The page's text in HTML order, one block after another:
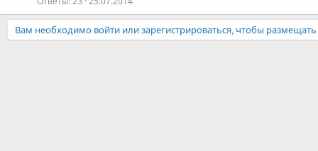
Вам необходимо войти или зарегистрироваться, чтобы